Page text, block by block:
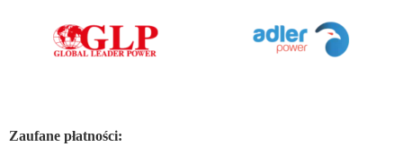
Zaufane płatności: